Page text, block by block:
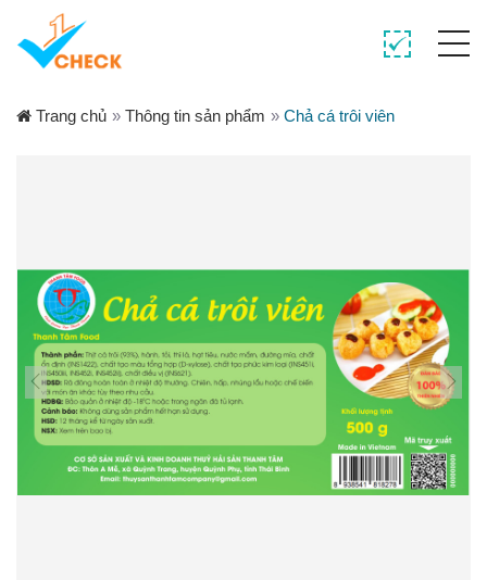
Trang chủ » Thông tin sản phẩm » Chả cá trôi viên